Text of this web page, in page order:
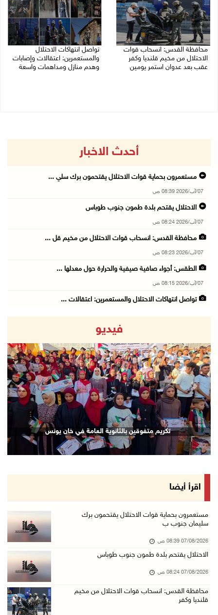
محافظة القدس: انسحاب قوات
الاحتلال من مخيم قلنديا وكفر
عقب بعد عدوان استمر يومين
تواصل انتهاكات الاحتلال
والمستعمرين: اعتقالات وإصابات
وهدم منازل ومداهمات واسعة
أحدث الاخبار
مستعمرون بحماية قوات الاحتلال يقتحمون برك سلي ...
07/آب/2026 08:39 ص
الاحتلال يقتحم بلدة طمون جنوب طوباس
07/آب/2026 08:24 ص
محافظة القدس: انسحاب قوات الاحتلال من مخيم قل ...
07/آب/2026 08:23 ص
الطقس: أجواء صافية صيفية والحرارة حول معدلها ...
07/آب/2026 08:15 ص
تواصل انتهاكات الاحتلال والمستعمرين: اعتقالات ...
الاحتلال يخطر باقتلاع أشجار من 310 دونمات وال ...
06/آب/2026 11:14 م
قوات الاحتلال تقتحم يعبد جنوب غرب جنين
06/آب/2026 10:49 م
48 إصابة منذ بدء عدوان الاحتلال على مخيم قلند ...
06/آب/2026 10:45 م
الاحتلال يعتقل شابين من المغير
06/آب/2026 10:27 م
وزير الداخلية يبحث مع مكافحة المخدرات الدولي ...
رئيس بلدية الخليل يطلع وفدا أميركيا على تطورا ...
06/آب/2026 09:17 م
إصابة مسن بجروح ورضوض إثر اعتداء جيش الاحتلال ...
ورشة توصي بخطة عاجلة لاستعادة التعليم الوجاهي ...
06/آب/2026 09:08 م
الرئيس يستقبل مجلس بلدية رام الله ويشدد على د ...
فيديو
تكريم متفوقين بالثانوية العامة في خان يونس
Next
اقرأ أيضا
مستعمرون بحماية قوات الاحتلال يقتحمون برك
سليمان جنوب ب
07/08/2026 08:39 ص
الاحتلال يقتحم بلدة طمون جنوب طوباس
07/08/2026 08:24 ص
محافظة القدس: انسحاب قوات الاحتلال من مخيم
قلنديا وكفر